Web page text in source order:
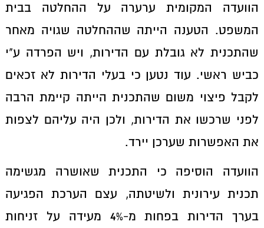
הוועדה המקומית ערערה על ההחלטה בבית
המשפט. הטענה הייתה שההחלטה שגויה מאחר
שהתכנית לא גובלת עם הדירות, ויש הפרדה ע"י
כביש ראשי. עוד נטען כי בעלי הדירות לא זכאים
לקבל פיצוי משום שהתכנית הייתה קיימת הרבה
לפני שרכשו את הדירות, ולכן היה עליהם לצפות
את האפשרות שערכן יירד.
הוועדה הוסיפה כי התכנית שאושרה מגשימה
תכנית עירונית ולשיטתה, עצם הערכת הפגיעה
בערך הדירות בפחות מ-4% מעידה על זניחות